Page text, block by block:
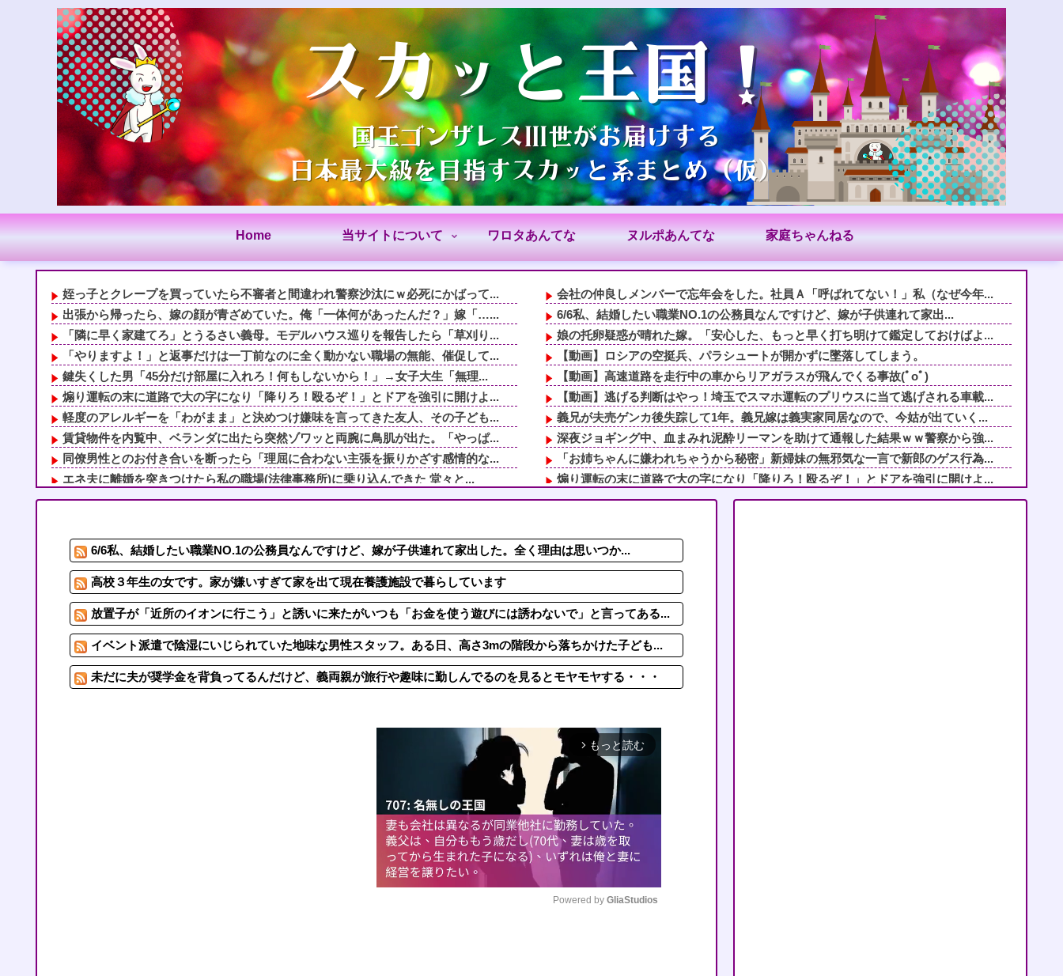
Home 当サイトについて ワロタあんてな ヌルポあんてな 家庭ちゃんねる
姪っ子とクレープを買っていたら不審者と間違われ警察沙汰にｗ必死にかばって...
出張から帰ったら、嫁の顔が青ざめていた。俺「一体何があったんだ？」嫁「…...
「隣に早く家建てろ」とうるさい義母。モデルハウス巡りを報告したら「草刈り...
「やりますよ！」と返事だけは一丁前なのに全く動かない職場の無能、催促して...
鍵失くした男「45分だけ部屋に入れろ！何もしないから！」→女子大生「無理...
煽り運転の末に道路で大の字になり「降りろ！殴るぞ！」とドアを強引に開けよ...
軽度のアレルギーを「わがまま」と決めつけ嫌味を言ってきた友人、その子ども...
賃貸物件を内覧中、ベランダに出たら突然ゾワッと両腕に鳥肌が出た。「やっぱ...
同僚男性とのお付き合いを断ったら「理屈に合わない主張を振りかざす感情的な...
エネ夫に離婚を突きつけたら私の職場(法律事務所)に乗り込んできた 堂々と...
母「おばあちゃんが従兄弟と結婚させようとしてる」私「ちょうどいい、その話...
新しいペットを首に巻いて玄関を開けたら…居座りアポなしトメと鉢合わせ！絶...
軽度のアレルギーを「わがまま」と決めつけ嫌味を言ってきた友人、その子ども...
旦那の祖父が亡くなった。私「エプロン持って行った方がいいよね」旦那「余計...
会社の仲良しメンバーで忘年会をした。社員Ａ「呼ばれてない！」私（なぜ今年...
6/6私、結婚したい職業NO.1の公務員なんですけど、嫁が子供連れて家出...
娘の托卵疑惑が晴れた嫁。「安心した、もっと早く打ち明けて鑑定しておけばよ...
【動画】ロシアの空挺兵、パラシュートが開かずに墜落してしまう。
【動画】高速道路を走行中の車からリアガラスが飛んでくる事故(ﾟoﾟ)
【動画】逃げる判断はやっ！埼玉でスマホ運転のプリウスに当て逃げされる車載...
義兄が夫売ゲンカ後失踪して1年。義兄嫁は義実家同居なので、今姑が出ていく...
深夜ジョギング中、血まみれ泥酔リーマンを助けて通報した結果ｗｗ警察から強...
「お姉ちゃんに嫌われちゃうから秘密」新婦妹の無邪気な一言で新郎のゲス行為...
煽り運転の末に道路で大の字になり「降りろ！殴るぞ！」とドアを強引に開けよ...
イベント派遣で陰湿にいじられていた地味な男性スタッフ。ある日、高さ3mの...
転校生と仲良くなってその子の家に遊びに行ったら私が小さい頃に撮った写真が...
映画デートの予定をドタキャンされて、見てない映画のチケ代を奢らされて、こ...
6/6私、結婚したい職業NO.1の公務員なんですけど、嫁が子供連れて家出した。全く理由は思いつか...
高校３年生の女です。家が嫌いすぎて家を出て現在養護施設で暮らしています
放置子が「近所のイオンに行こう」と誘いに来たがいつも「お金を使う遊びには誘わないで」と言ってある...
イベント派遣で陰湿にいじられていた地味な男性スタッフ。ある日、高さ3mの階段から落ちかけた子ども...
未だに夫が奨学金を背負ってるんだけど、義両親が旅行や趣味に勤しんでるのを見るとモヤモヤする・・・
arrow_forward_ios もっと読む
Powered by GliaStudios